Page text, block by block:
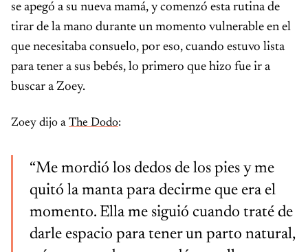
se apegó a su nueva mamá, y comenzó esta rutina de
tirar de la mano durante un momento vulnerable en el
que necesitaba consuelo, por eso, cuando estuvo lista
para tener a sus bebés, lo primero que hizo fue ir a
buscar a Zoey.
Zoey dijo a The Dodo:
“Me mordió los dedos de los pies y me
quitó la manta para decirme que era el
momento. Ella me siguió cuando traté de
darle espacio para tener un parto natural,